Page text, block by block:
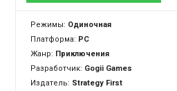
Режимы: Одиночная
Платформа: PC
Жанр: Приключения
Разработчик: Gogii Games
Издатель: Strategy First